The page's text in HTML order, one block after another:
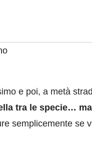
e poi, a metà
tra le specie…
semplicemente se